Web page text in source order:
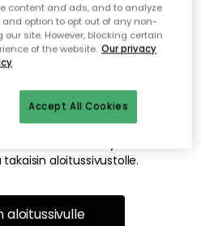
löydä
sivua
ei enää ole tai siitä, että se
tästä mahdollisesti
aloitussivustolle.
aloitussivulle
content and ads, and to analyze
option to opt out of any non-
site. However, blocking certain
of the website. Our privacy
Accept All Cookies